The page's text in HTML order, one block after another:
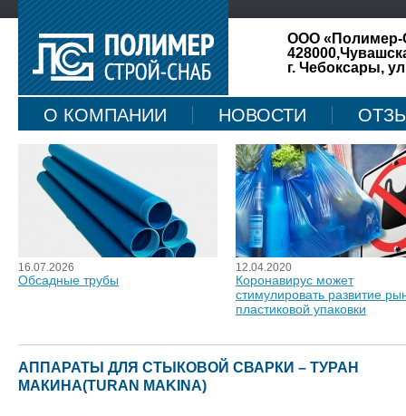
ООО «Полимер-
г. Чебоксары,
О КОМПАНИИ НОВОСТИ
КАРТА САЙТА
16.07.2026
Обсадные трубы
12.04.2020
Коронавирус может
стимулировать развитие
пластиковой упаковки
АППАРАТЫ ДЛЯ СТЫКОВОЙ СВАРКИ – ТУРАН
МАКИНА(TURAN MAKINA)